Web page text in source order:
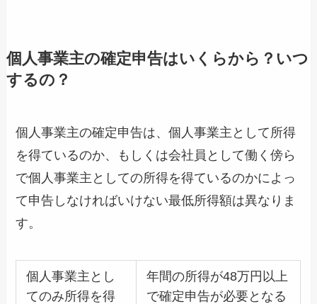
個人事業主の確定申告はいくらから？いつ
するの？
個人事業主の確定申告は、個人事業主として所得
を得ているのか、もしくは会社員として働く傍ら
で個人事業主としての所得を得ているのかによっ
て申告しなければいけない最低所得額は異なりま
す。
個人事業主とし
てのみ所得を得
年間の所得が48万円以上
で確定申告が必要となる